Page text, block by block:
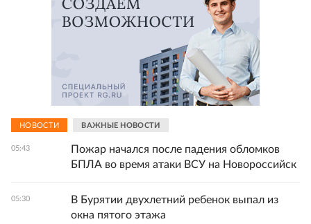
НОВОСТИ ВАЖНЫЕ НОВОСТИ
05:43
Пожар начался после падения обломков
БПЛА во время атаки ВСУ на Новороссийск
05:30
В Бурятии двухлетний ребенок выпал из
окна пятого этажа